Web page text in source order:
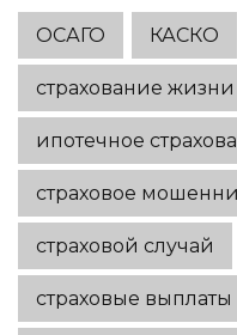
ОСАГО КАСКО
страхование жизни
ипотечное
страховое
страховой случай
страховые выплаты